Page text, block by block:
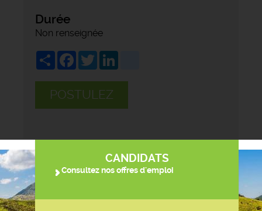
Durée
Non renseignée
ShareFacebook
Twitter
POSTULEZ
CANDIDATS
Consultez nos offres d'emploi